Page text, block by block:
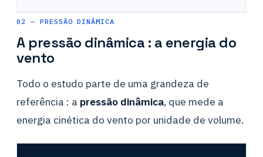
02 — PRESSÃO DINÂMICA
A pressão dinâmica : a energia do
vento
Todo o estudo parte de uma grandeza de
referência : a pressão dinâmica, que mede a
energia cinética do vento por unidade de volume.